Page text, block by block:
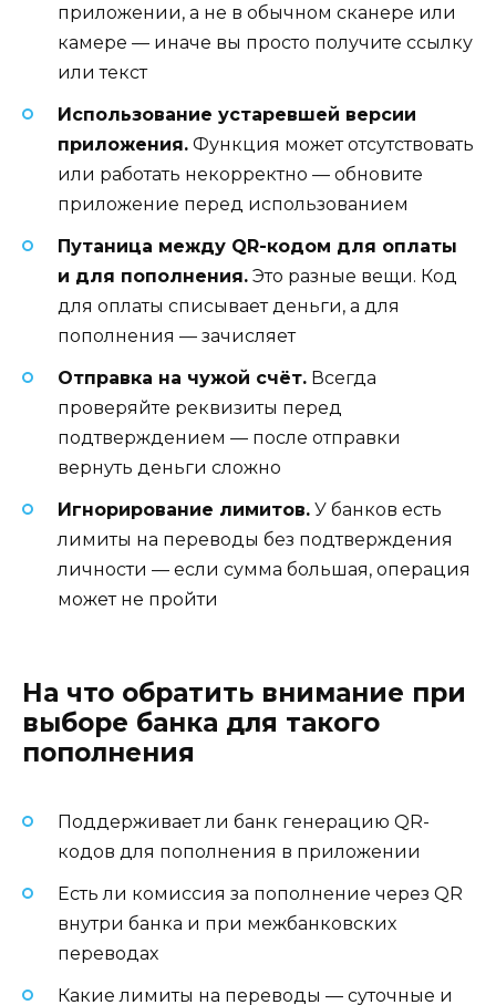
приложении, а не в обычном сканере или
камере — иначе вы просто получите ссылку
или текст
Использование устаревшей версии
приложения. Функция может отсутствовать
или работать некорректно — обновите
приложение перед использованием
Путаница между QR-кодом для оплаты
и для пополнения. Это разные вещи. Код
для оплаты списывает деньги, а для
пополнения — зачисляет
Отправка на чужой счёт. Всегда
проверяйте реквизиты перед
подтверждением — после отправки
вернуть деньги сложно
Игнорирование лимитов. У банков есть
лимиты на переводы без подтверждения
личности — если сумма большая, операция
может не пройти
На что обратить внимание при
выборе банка для такого
пополнения
Поддерживает ли банк генерацию QR-
кодов для пополнения в приложении
Есть ли комиссия за пополнение через QR
внутри банка и при межбанковских
переводах
Какие лимиты на переводы — суточные и